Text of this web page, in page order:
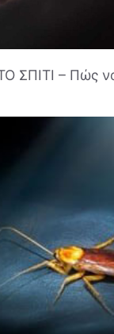
ΣΠΙΤΙ – Πώς